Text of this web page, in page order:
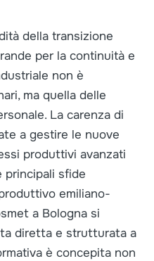
della transizione
per la continuità e
non è
ma quella delle
La carenza di
a gestire le nuove
produttivi avanzati
principali sfide
emiliano-
a Bologna si
diretta e strutturata a
è concepita non